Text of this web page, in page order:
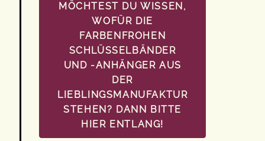
MÖCHTEST DU WISSEN,
WOFÜR DIE
FARBENFROHEN
SCHLÜSSELBÄNDER
UND -ANHÄNGER AUS
DER
LIEBLINGSMANUFAKTUR
STEHEN? DANN BITTE
HIER ENTLANG!